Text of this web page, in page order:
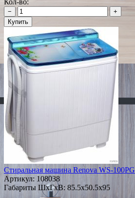
−
+
Купить
Стиральная машина Renova WS-100PG
Артикул: 108038
Габариты ШxГxВ: 85.5x50.5x95